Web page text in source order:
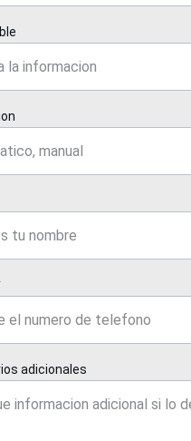
adicionales